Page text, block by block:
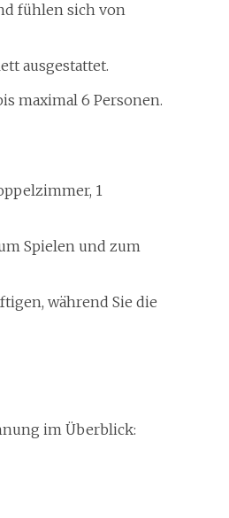
fühlen sich von
ausgestattet.
maximal 6 Personen.
1
Spielen und zum
während Sie die
im Überblick: